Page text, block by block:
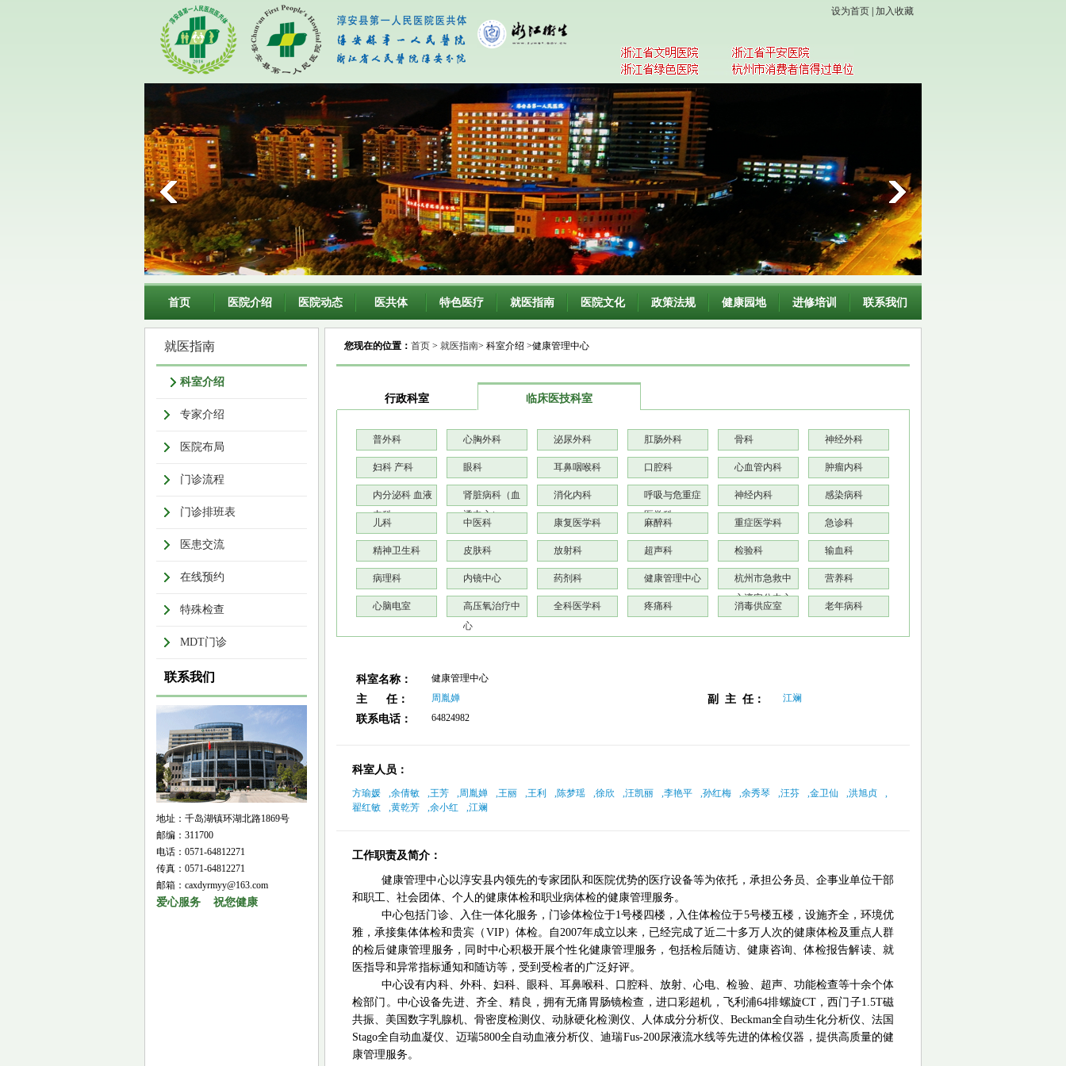
设为首页 加入收藏
首页 医院介绍 医院动态 医共体 特色医疗 就医指南 医院文化 政策法规 健康园地 进修培训 联系我们
就医指南
科室介绍
专家介绍
医院布局
门诊流程
门诊排班表
医患交流
在线预约
特殊检查
MDT门诊
联系我们
地址：千岛湖镇环湖北路1869号
邮编：311700
电话：0571-64812271
传真：0571-64812271
邮箱：caxdyrmyy@163.com
爱心服务 祝您健康
您现在的位置： 首页 > 就医指南> 科室介绍 >健康管理中心
行政科室 临床医技科室
普外科 心胸外科 泌尿外科 肛肠外科 骨科 神经外科
妇科 产科 眼科 耳鼻咽喉科 口腔科 心血管内科 肿瘤内科
内分泌科 血液
内科
肾脏病科（血
透中心）
消化内科
呼吸与危重症
医学科
神经内科 感染病科
儿科 中医科 康复医学科 麻醉科 重症医学科 急诊科
精神卫生科 皮肤科 放射科 超声科 检验科 输血科
病理科 内镜中心 药剂科 健康管理中心
杭州市急救中
心淳安分中心
营养科
心脑电室
高压氧治疗中
心
全科医学科 疼痛科 消毒供应室 老年病科
科室名称： 健康管理中心
主 任： 周胤婵 副 主 任： 江斓
联系电话： 64824982
科室人员：
方瑜媛 ,余倩敏 ,王芳 ,周胤婵 ,王丽 ,王利 ,陈梦瑶 ,徐欣 ,汪凯丽 ,李艳平 ,孙红梅 ,余秀琴 ,汪芬 ,金卫仙 ,洪旭贞
,
翟红敏
,黄乾芳 ,余小红 ,江斓
工作职责及简介：
健康管理中心以淳安县内领先的专家团队和医院优势的医疗设备等为依托，承担公务员、企事业单位干部
和职工、社会团体、个人的健康体检和职业病体检的健康管理服务。
中心包括门诊、入住一体化服务，门诊体检位于1号楼四楼，入住体检位于5号楼五楼，设施齐全，环境优
雅，承接集体体检和贵宾（VIP）体检。自2007年成立以来，已经完成了近二十多万人次的健康体检及重点人群
的检后健康管理服务，同时中心积极开展个性化健康管理服务，包括检后随访、健康咨询、体检报告解读、就
医指导和异常指标通知和随访等，受到受检者的广泛好评。
中心设有内科、外科、妇科、眼科、耳鼻喉科、口腔科、放射、心电、检验、超声、功能检查等十余个体
检部门。 中心设备先进、齐全、精良，拥有无痛胃肠镜检查，进口彩超机，飞利浦64排螺旋CT，西门子1.5T磁
共振、美国数字乳腺机、骨密度检测仪、动脉硬化检测仪、人体成分分析仪、Beckman全自动生化分析仪、法国
Stago全自动血凝仪、迈瑞5800全自动血液分析仪、迪瑞Fus-200尿液流水线等先进的体检仪器，提供高质量的健
康管理服务。